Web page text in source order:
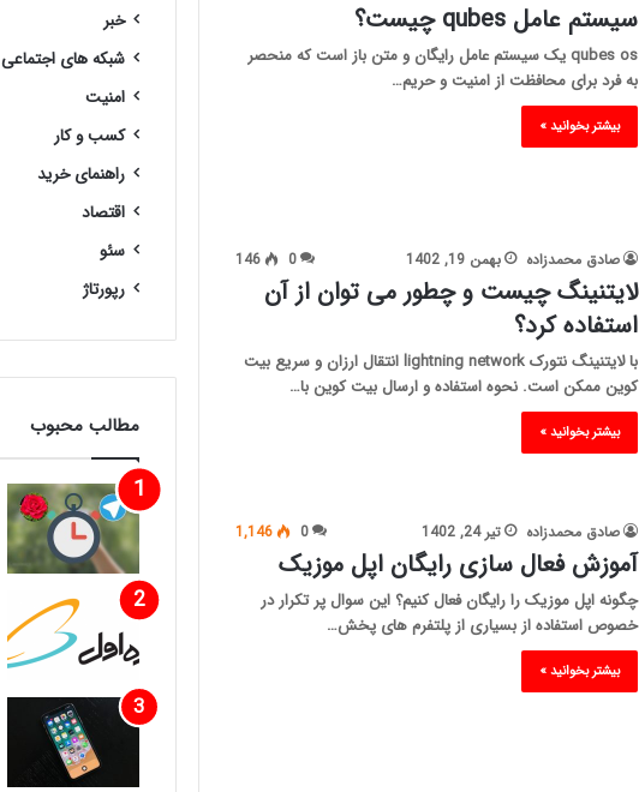
سیستم عامل qubes چیست؟
qubes os یک سیستم عامل رایگان و متن باز است که منحصر
به فرد برای محافظت از امنیت و حریم…
بیشتر بخوانید »
صادق محمدزاده بهمن 19, 1402 0
146
لایتنینگ چیست و چطور می توان از آن
استفاده کرد؟
با لایتنینگ نتورک lightning network انتقال ارزان و سریع بیت
کوین ممکن است. نحوه استفاده و ارسال بیت کوین با…
بیشتر بخوانید »
صادق محمدزاده تیر 24, 1402 0
1,146
آموزش فعال سازی رایگان اپل موزیک
چگونه اپل موزیک را رایگان فعال کنیم؟ این سوال پر تکرار در
خصوص استفاده از بسیاری از پلتفرم های پخش…
بیشتر بخوانید »
خبر
شبکه های اجتماعی
امنیت
کسب و کار
راهنمای خرید
اقتصاد
سئو
رپورتاژ
مطالب محبوب